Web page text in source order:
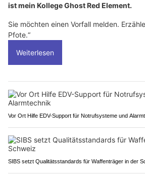
ist mein Kollege Ghost Red Element.
Sie möchten einen Vorfall melden.
Pfote.“
Weiterlesen
Vor Ort Hilfe EDV-Support für Notrufsysteme und
SIBS setzt Qualitätsstandards für Waffenträger in der